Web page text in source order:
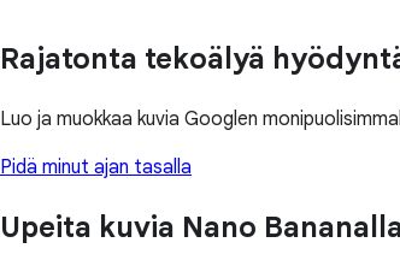
Rajatonta tekoälyä
Luo ja muokkaa kuvia Googlen
Pidä minut ajan tasalla
Upeita kuvia Nano